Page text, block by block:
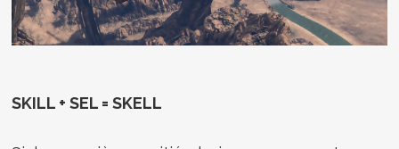
SKILL + SEL = SKELL